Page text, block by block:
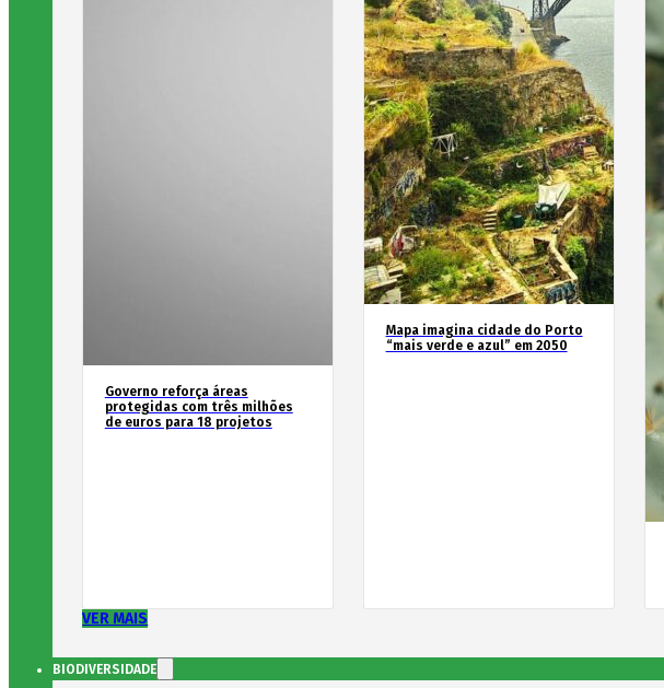
Governo reforça áreas
protegidas com três milhões
de euros para 18 projetos
Mapa imagina cidade do Porto
“mais verde e azul” em 2050
VER MAIS
BIODIVERSIDADE